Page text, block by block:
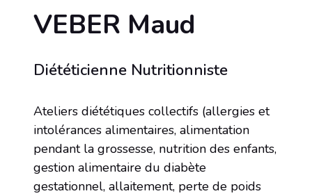
VEBER Maud
Diététicienne Nutritionniste
Ateliers diététiques collectifs (allergies et
intolérances alimentaires, alimentation
pendant la grossesse, nutrition des enfants,
gestion alimentaire du diabète
gestationnel, allaitement, perte de poids